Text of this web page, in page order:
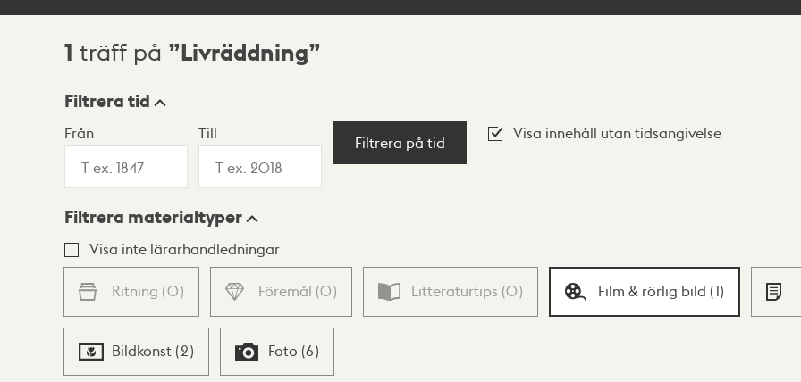
Sökresultat
1 träff på Livräddning
Visningsläge
Lista Karta
Filtrera tid
Från Till
Filtrera på tid
Visa innehåll utan tidsangivelse
Filtrera materialtyper
Visa inte lärarhandledningar
Ritning (0) Föremål (0) Litteraturtips (0) Film & rörlig bild (1)
Bildkonst (2) Foto (6)